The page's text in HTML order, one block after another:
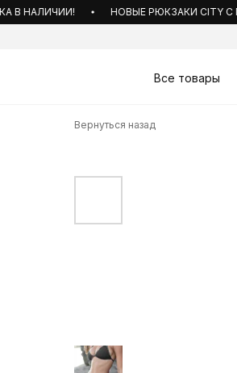
НАЛИЧИИ! НОВЫЕ РЮКЗАКИ CITY С
Все товары
Вернуться назад